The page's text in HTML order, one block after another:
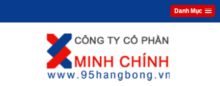
Danh Mục